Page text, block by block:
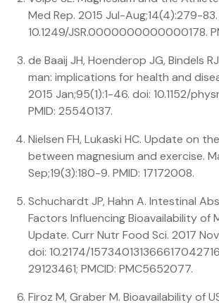
Med Rep. 2015 Jul-Aug;14(4):279-
10.1249/JSR.0000000000000178.
de Baaij JH, Hoenderop JG, Bindels
man: implications for health and
2015 Jan;95(1):1-46. doi: 10.1152/
PMID: 25540137.
Nielsen FH, Lukaski HC. Update on
between magnesium and exercise.
Sep;19(3):180-9. PMID: 17172008.
Schuchardt JP, Hahn A. Intestinal
Factors Influencing Bioavailability of
Update. Curr Nutr Food Sci. 2017
doi: 10.2174/
29123461; PMCID: PMC5652077.
Firoz M, Graber M. Bioavailability of